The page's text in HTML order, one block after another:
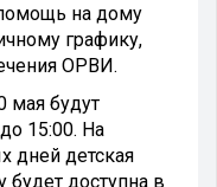
на дому
графику,
ОРВИ.
мая будут
15:00. На
дней детская
доступна в